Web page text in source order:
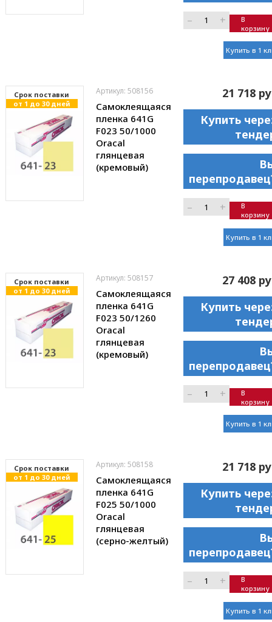
– +
В
корзину
Купить в 1
Cрок поставки
от 1 до 30 дней
Артикул: 508156
Самоклеящаяся
пленка 641G
F023 50/1000
Oracal
глянцевая
(кремовый)
21 718
Купить
– +
В
корзину
Купить в 1
Cрок поставки
от 1 до 30 дней
Артикул: 508157
Самоклеящаяся
пленка 641G
F023 50/1260
Oracal
глянцевая
(кремовый)
27 408
Купить
– +
В
корзину
Купить в 1
Cрок поставки
от 1 до 30 дней
Артикул: 508158
Самоклеящаяся
пленка 641G
F025 50/1000
Oracal
глянцевая
(серно-желтый)
21 718
Купить
– +
В
корзину
Купить в 1